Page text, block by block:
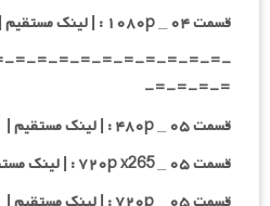
قسمت ۰۴ _ ۱۰۸۰p : | لینک مستقیم |
=-=-=-=-=-=-=-=-=-=-
=-=-=-=-
قسمت ۰۵ _ ۴۸۰p : | لینک مستقیم |
قسمت ۰۵ _ ۷۲۰p x265 : | لینک مستقیم |